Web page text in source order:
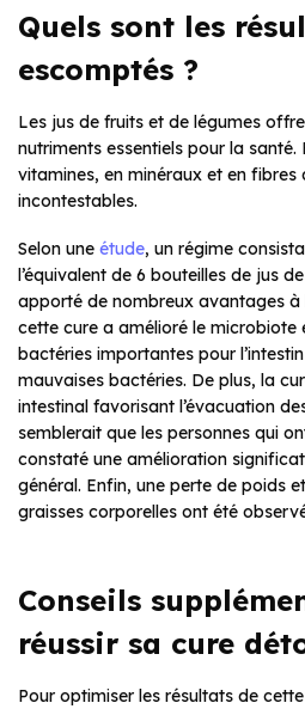
Quels sont les
escomptés ?
Les jus de fruits et de légumes
nutriments essentiels pour la
vitamines, en minéraux et en
incontestables.
Selon une étude, un régime
l’équivalent de 6 bouteilles de jus
apporté de nombreux avantages à
cette cure a amélioré le microbiote
bactéries importantes pour
mauvaises bactéries. De plus, la
intestinal favorisant l’évacuation
semblerait que les personnes qui
constaté une amélioration
général. Enfin, une perte de poids
graisses corporelles ont été
Conseils
réussir sa cure
Pour optimiser les résultats de